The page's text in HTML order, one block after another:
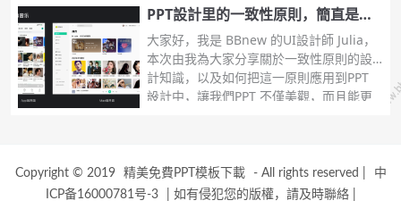
揮空間今天給
PPT設計里的一致性原則，簡直是精
髓中的精髓
大家好，我是 BBnew 的UI設計師 Julia，
本次由我為大家分享關於一致性原則的設
計知識，以及如何把這一原則應用到PPT
設計中，讓我們PPT 不僅美觀，而且能更
...
Copyright © 2019 精美免費PPT模板下載 - All rights reserved
中
ICP备16000781号-3
如有侵犯您的版權，請及時聯絡|